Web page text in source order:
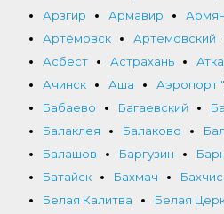
Арзгир
Армавир
Артёмовск
Артемовский
Асбест
Астрахань
Ачинск
Аша
Аэропорт
Бабаево
Багаевский
Балаклея
Балаково
Балашов
Баргузин
Батайск
Бахмач
Белая Калитва
Белая